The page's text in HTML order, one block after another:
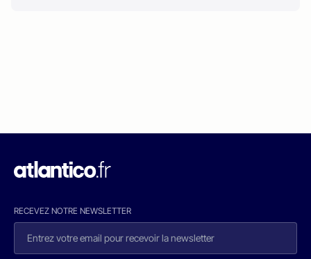
RECEVEZ NOTRE NEWSLETTER